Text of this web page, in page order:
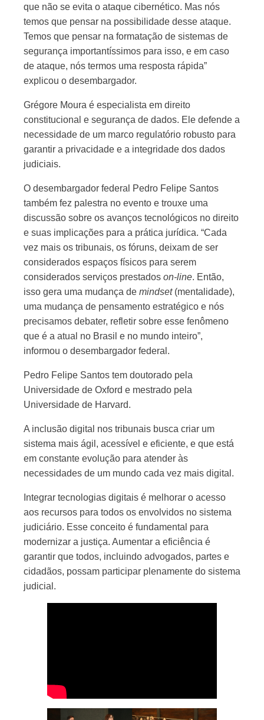
que não se evita o ataque cibernético. Mas nós
temos que pensar na possibilidade desse ataque.
Temos que pensar na formatação de sistemas de
segurança importantíssimos para isso, e em caso
de ataque, nós termos uma resposta rápida”
explicou o desembargador.
Grégore Moura é especialista em direito
constitucional e segurança de dados. Ele defende a
necessidade de um marco regulatório robusto para
garantir a privacidade e a integridade dos dados
judiciais.
O desembargador federal Pedro Felipe Santos
também fez palestra no evento e trouxe uma
discussão sobre os avanços tecnológicos no direito
e suas implicações para a prática jurídica. “Cada
vez mais os tribunais, os fóruns, deixam de ser
considerados espaços físicos para serem
considerados serviços prestados on-line. Então,
isso gera uma mudança de mindset (mentalidade),
uma mudança de pensamento estratégico e nós
precisamos debater, refletir sobre esse fenômeno
que é a atual no Brasil e no mundo inteiro”,
informou o desembargador federal.
Pedro Felipe Santos tem doutorado pela
Universidade de Oxford e mestrado pela
Universidade de Harvard.
A inclusão digital nos tribunais busca criar um
sistema mais ágil, acessível e eficiente, e que está
em constante evolução para atender às
necessidades de um mundo cada vez mais digital.
Integrar tecnologias digitais é melhorar o acesso
aos recursos para todos os envolvidos no sistema
judiciário. Esse conceito é fundamental para
modernizar a justiça. Aumentar a eficiência é
garantir que todos, incluindo advogados, partes e
cidadãos, possam participar plenamente do sistema
judicial.